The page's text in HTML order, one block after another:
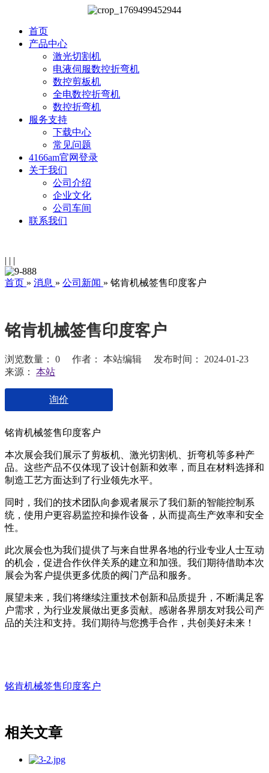
首页
产品中心
激光切割机
电液伺服数控折弯机
数控剪板机
全电数控折弯机
数控折弯机
服务支持
下载中心
常见问题
4166am官网登录
关于我们
公司介绍
企业文化
公司车间
联系我们
| | |
首页 » 消息 » 公司新闻 » 铭肯机械签售印度客户
铭肯机械签售印度客户
浏览数量： 0 作者： 本站编辑 发布时间： 2024-01-23
来源： 本站
询价
铭肯机械签售印度客户
本次展会我们展示了剪板机、激光切割机、折弯机等多种产
品。这些产品不仅体现了设计创新和效率，而且在材料选择和
制造工艺方面达到了行业领先水平。
同时，我们的技术团队向参观者展示了我们新的智能控制系
统，使用户更容易监控和操作设备，从而提高生产效率和安全
性。
此次展会也为我们提供了与来自世界各地的行业专业人士互动
的机会，促进合作伙伴关系的建立和加强。我们期待借助本次
展会为客户提供更多优质的阀门产品和服务。
展望未来，我们将继续注重技术创新和品质提升，不断满足客
户需求，为行业发展做出更多贡献。感谢各界朋友对我公司产
品的关注和支持。我们期待与您携手合作，共创美好未来！
铭肯机械签售印度客户
相关文章